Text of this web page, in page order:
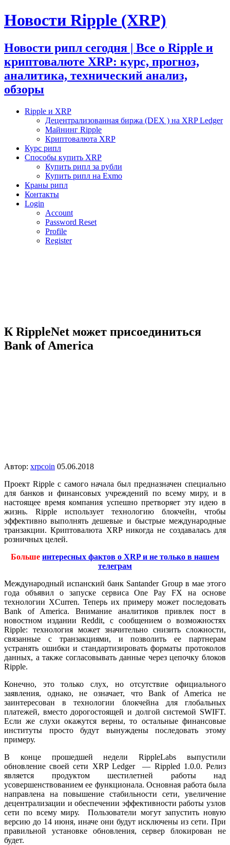
Новости Ripple (XRP)
Новости рипл сегодня | Все о Ripple и
криптовалюте XRP: курс, прогноз,
аналитика, технический анализ,
обзоры
Ripple и XRP
Децентрализованная биржа (DEX ) на XRP Ledger
Майнинг Ripple
Криптовалюта XRP
Курс рипл
Способы купить XRP
Купить рипл за рубли
Купить рипл на Exmo
Краны рипл
Контакты
Login
Account
Password Reset
Profile
Register
К RippleNet может присоединиться
Bank of America
Автор: xrpcoin 05.06.2018
Проект Ripple с самого начала был предназначен специально
для банков и финансовых учреждений по всему миру, и в
настоящее время компания успешно претворяет эту идею в
жизнь. Ripple использует технологию блокчейн, чтобы
эффективно выполнять дешевые и быстрые международные
транзакции. Криптовалюта XRP никогда не создавалась для
розничных целей.
Больше интересных фактов о XRP и не только в нашем
телеграм
Международный испанский банк Santander Group в мае этого
года объявил о запуске сервиса One Pay FX на основе
технологии XCurren. Теперь их примеру может последовать
Bank of America. Внимание аналитиков привлек пост в
новостном издании Reddit, с сообщением о возможностях
Ripple: технология может значительно снизить сложности,
связанные с транзакциями, и позволить ее партнерам
устранять ошибки и стандартизировать форматы протоколов
данных, а также согласовывать данные через цепочку блоков
Ripple.
Конечно, это только слух, но отсутствие официального
заявления, однако, не означает, что Bank of America не
заинтересован в технологии блокчейна для глобальных
платежей, вместо дорогостоящей и долгой системой SWIFT.
Если же слухи окажутся верны, то остальные финансовые
институты просто будут вынуждены последовать этому
примеру.
В конце прошедшей недели RippleLabs выпустили
обновление своей сети XRP Ledger — Rippled 1.0.0. Релиз
является продуктом шестилетней работы над
усовершенствованием ее функционала. Основная работа была
направлена на повышение стабильности сети, увеличение
децентрализации и обеспечении эффективности работы узлов
сети по всему миру. Пользователи могут запустить новую
версию до 14 июня, иначе они будут исключены из сети. При
правильной установке обновления, сервер блокирован не
будет.